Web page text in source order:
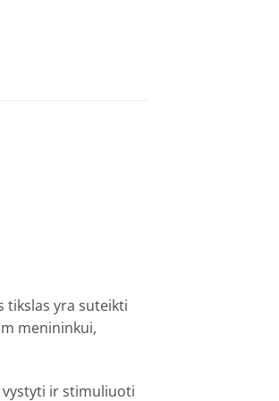
tikslas yra suteikti
menininkui,
vystyti ir stimuliuoti